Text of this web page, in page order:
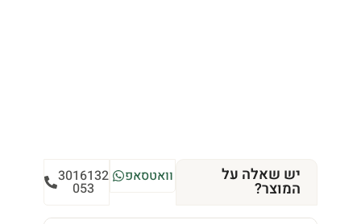
יש שאלה על
המוצר?
וואטסאפ 3016132
053